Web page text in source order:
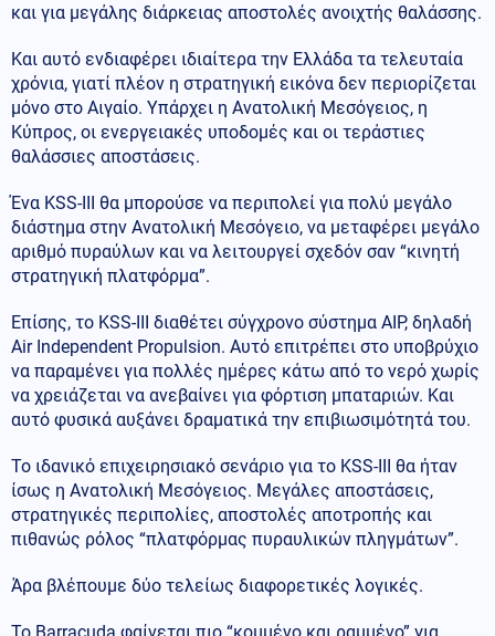
και για μεγάλης διάρκειας αποστολές ανοιχτής θαλάσσης.
Και αυτό ενδιαφέρει ιδιαίτερα την Ελλάδα τα τελευταία
χρόνια, γιατί πλέον η στρατηγική εικόνα δεν περιορίζεται
μόνο στο Αιγαίο. Υπάρχει η Ανατολική Μεσόγειος, η
Κύπρος, οι ενεργειακές υποδομές και οι τεράστιες
θαλάσσιες αποστάσεις.
Ένα KSS-III θα μπορούσε να περιπολεί για πολύ μεγάλο
διάστημα στην Ανατολική Μεσόγειο, να μεταφέρει μεγάλο
αριθμό πυραύλων και να λειτουργεί σχεδόν σαν “κινητή
στρατηγική πλατφόρμα”.
Επίσης, το KSS-III διαθέτει σύγχρονο σύστημα AIP, δηλαδή
Air Independent Propulsion. Αυτό επιτρέπει στο υποβρύχιο
να παραμένει για πολλές ημέρες κάτω από το νερό χωρίς
να χρειάζεται να ανεβαίνει για φόρτιση μπαταριών. Και
αυτό φυσικά αυξάνει δραματικά την επιβιωσιμότητά του.
Το ιδανικό επιχειρησιακό σενάριο για το KSS-III θα ήταν
ίσως η Ανατολική Μεσόγειος. Μεγάλες αποστάσεις,
στρατηγικές περιπολίες, αποστολές αποτροπής και
πιθανώς ρόλος “πλατφόρμας πυραυλικών πληγμάτων”.
Άρα βλέπουμε δύο τελείως διαφορετικές λογικές.
Το Barracuda φαίνεται πιο “κομμένο και ραμμένο” για